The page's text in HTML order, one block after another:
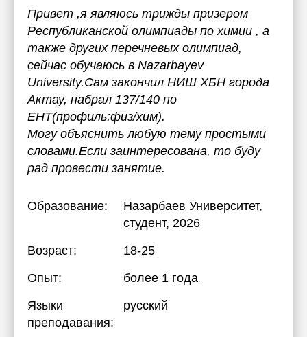
Привет ,я являюсь трижды призером
Республиканской олимпиады по химии , а
также других перечневых олимпиад,
сейчас обучаюсь в Nazarbayev
University.Сам закончил НИШ ХБН города
Актау, набрал 137/140 по
ЕНТ(профиль:физ/хим).
Могу объяснить любую тему простыми
словами.Если заинтересованa, то буду
рад провести занятие.
Образование: Назарбаев Университет,
студент, 2026
Возраст:
18-25
Опыт:
более 1 года
Языки
преподавания:
русский